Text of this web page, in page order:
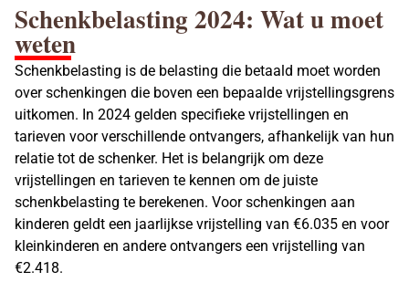
Schenkbelasting 2024: Wat u moet
weten
Schenkbelasting is de belasting die betaald moet worden
over schenkingen die boven een bepaalde vrijstellingsgrens
uitkomen. In 2024 gelden specifieke vrijstellingen en
tarieven voor verschillende ontvangers, afhankelijk van hun
relatie tot de schenker. Het is belangrijk om deze
vrijstellingen en tarieven te kennen om de juiste
schenkbelasting te berekenen. Voorschenkingen aan
kinderen geldt een jaarlijkse vrijstelling van €6.035 en voor
kleinkinderen en andere ontvangers een vrijstelling van
€2.418.